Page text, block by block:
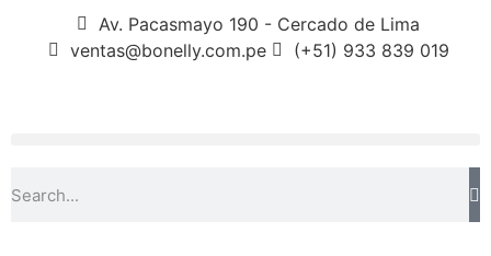
Av. Pacasmayo 190 - Cercado de Lima
ventas@bonelly.com.pe
(+51) 933 839 019